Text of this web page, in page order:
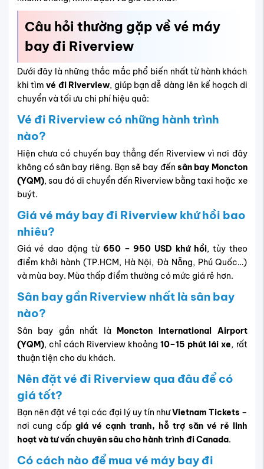
Câu hỏi thường gặp về vé máy
bay đi Riverview
Dưới đây là những thắc mắc phổ biến nhất từ hành khách
khi tìmvé đi Riverview, giúp bạn dễ dàng lên kế hoạch di
chuyển và tối ưu chi phí hiệu quả:
Vé đi Riverview có những hành trình
nào?
Hiện chưa có chuyến bay thẳng đến Riverview vì nơi đây
không có sân bay riêng. Bạn sẽ bay đến sân bay Moncton
(YQM), sau đó di chuyển đến Riverview bằng taxi hoặc xe
buýt.
Giá vé máy bay đi Riverview khứ hồi bao
nhiêu?
Giá vé dao động từ 650 – 950 USD khứ hồi, tùy theo
điểm khởi hành (TP.HCM, Hà Nội, Đà Nẵng, Phú Quốc…)
và mùa bay. Mùa thấp điểm thường có mức giá rẻ hơn.
Sân bay gần Riverview nhất là sân bay
nào?
Sân bay gần nhất là Moncton International Airport
(YQM), chỉ cách Riverview khoảng10–15 phút lái xe, rất
thuận tiện cho du khách.
Nên đặt vé đi Riverview qua đâu để có
giá tốt?
Bạn nên đặt vé tại các đại lý uy tín nhưVietnam Tickets –
nơi cung cấpgiá vé cạnh tranh, hỗ trợ săn vé rẻ linh
hoạt và tư vấn chuyên sâu cho hành trình đi Canada.
Có cách nào để mua vé máy bay đi